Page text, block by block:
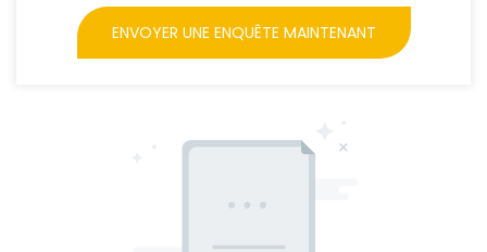
ENVOYER UNE ENQUÊTE MAINTENANT